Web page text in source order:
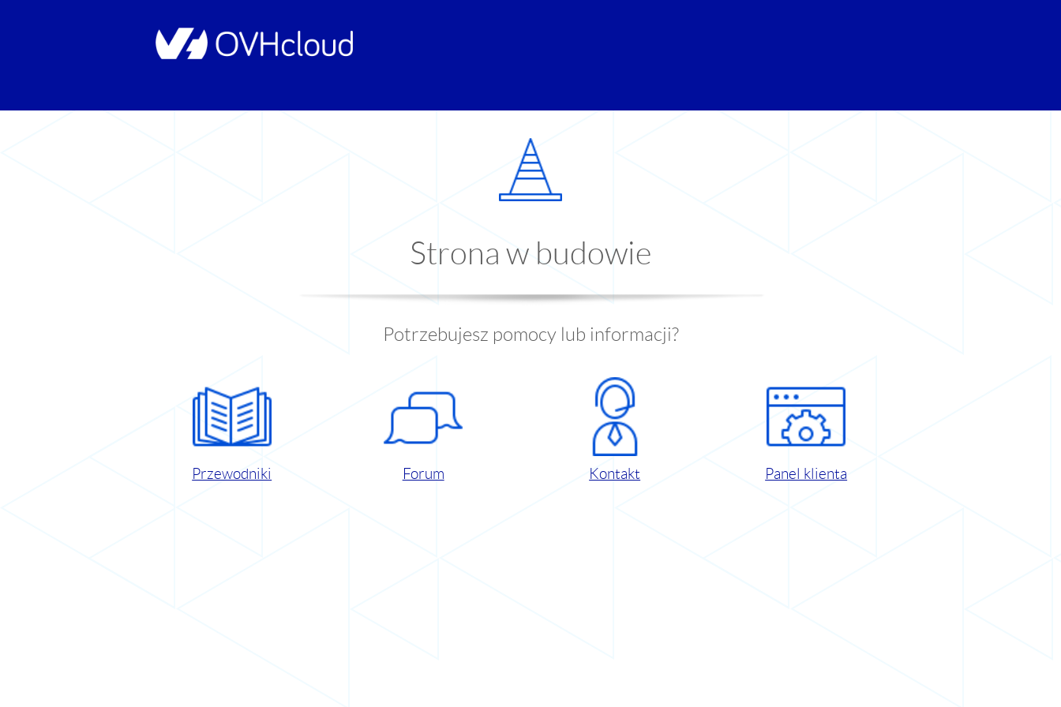
Strona w budowie
Potrzebujesz pomocy lub informacji?
Przewodniki Forum Kontakt Panel klienta